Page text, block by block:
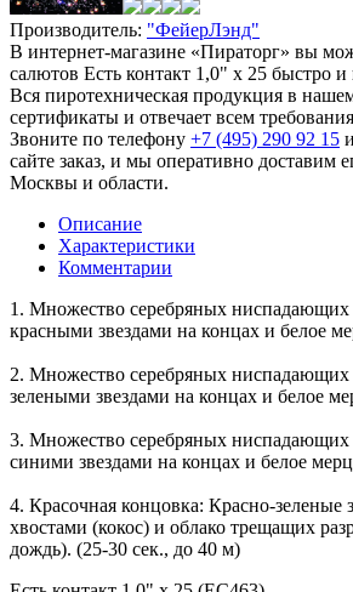
Производитель: "ФейерЛэнд"
В интернет-магазине «Пираторг» вы
салютов Есть контакт 1,0" х 25 быстро и
Вся пиротехническая продукция в
сертификаты и отвечает всем
Звоните по телефону +7 (495) 290 92 15
сайте заказ, и мы оперативно доставим
Москвы и области.
Описание
Характеристики
Комментарии
1. Множество серебряных ниспадающих
красными звездами на концах и белое
2. Множество серебряных ниспадающих
зелеными звездами на концах и белое
3. Множество серебряных ниспадающих
синими звездами на концах и белое
4. Красочная концовка: Красно-
хвостами (кокос) и облако трещащих
дождь). (25-30 сек., до 40 м)